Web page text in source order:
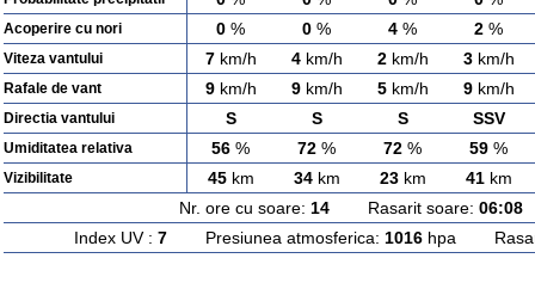
Acoperire cu nori 0 % 0 % 4 % 2 %
Viteza vantului 7km/h 4km/h 2km/h 3km/h
Rafale de vant 9km/h 9km/h 5km/h 9km/h
Directia vantului S S S SSV
Umiditatea relativa 56 % 72 % 72 % 59 %
Vizibilitate 45km 34km 23km 41km
Nr. ore cu soare: 14Rasarit soare: 06:08
Index UV : 7Presiunea atmosferica: 1016hpa